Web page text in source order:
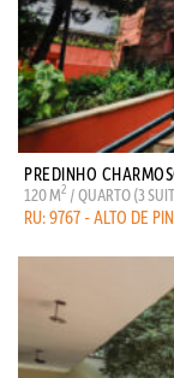
PREDINHO
120 M2 / QUARTO (3
RU: 9767 - ALTO DE